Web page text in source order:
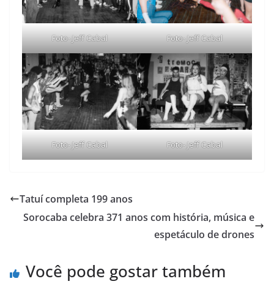
Foto- Jeff Cabal Foto- Jeff Cabal
Foto- Jeff Cabal Foto- Jeff Cabal
Tatuí completa 199 anos
Sorocaba celebra 371 anos com história, música e
espetáculo de drones
Você pode gostar também